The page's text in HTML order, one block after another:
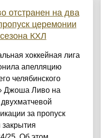
отстранен на два
церемонии
КХЛ
хоккейная лига
апелляцию
челябинского
Джоша Ливо на
за пропуск